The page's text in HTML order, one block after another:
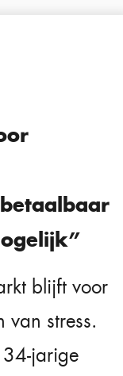
blijft voor
van stress.
34-jarige